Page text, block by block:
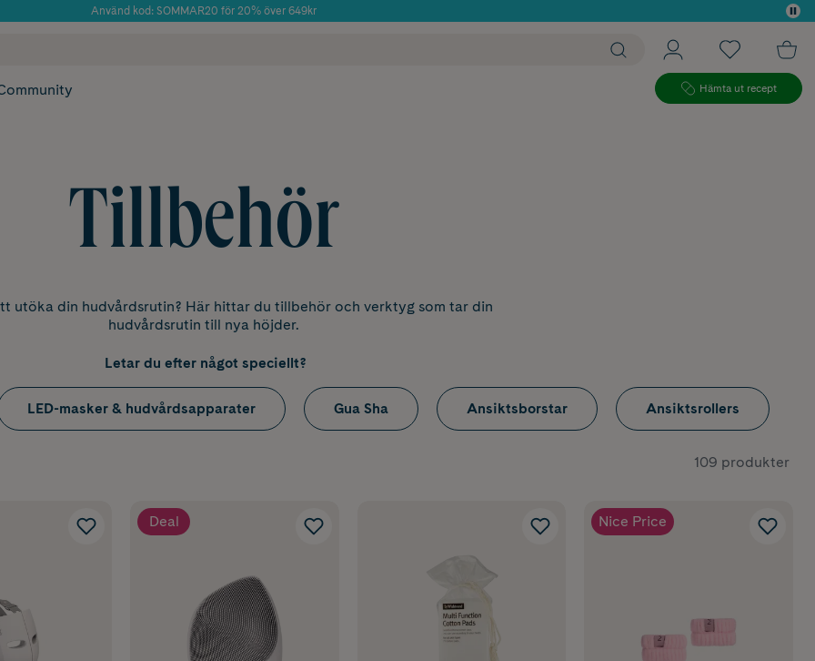
Använd kod: SOMMAR20 för 20% över 649kr
Hämta ut recept
Tillbehör
utöka din hudvårdsrutin? Här hittar du tillbehör och verktyg som tar din
hudvårdsrutin till nya höjder.
Letar du efter något speciellt?
LED-masker & hudvårdsapparater Gua Sha Ansiktsborstar Ansiktsrollers
109 produkter
Deal Nice Price